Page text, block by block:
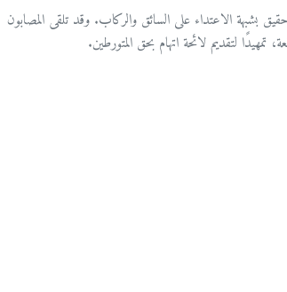
بشبهة الاعتداء على السائق والركاب. وقد تلقى المصابون
لتقديم لائحة اتهام بحق المتورطين.